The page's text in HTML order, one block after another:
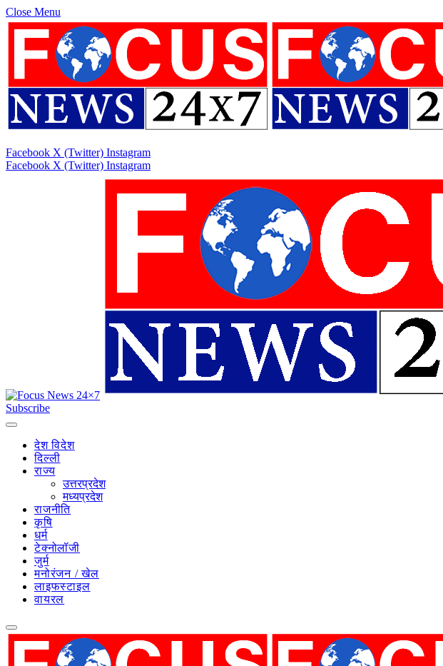
Close Menu
Facebook X (Twitter) Instagram
Facebook X (Twitter) Instagram
Subscribe
देश विदेश
दिल्ली
राज्य
उत्तरप्रदेश
मध्यप्रदेश
राजनीति
कृषि
धर्म
टेक्नोलॉजी
जुर्म
मनोरंजन / खेल
लाइफस्टाइल
वायरल